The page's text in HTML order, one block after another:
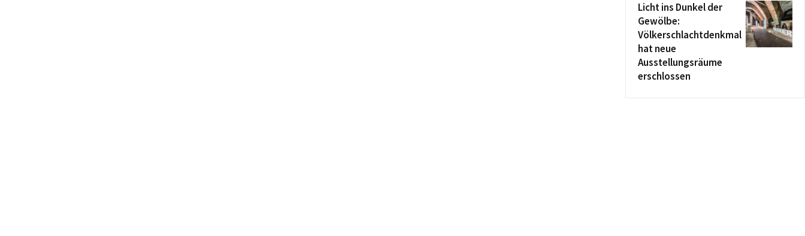
Licht ins Dunkel der
Gewölbe:
Völkerschlachtdenkmal
hat neue
Ausstellungsräume
erschlossen